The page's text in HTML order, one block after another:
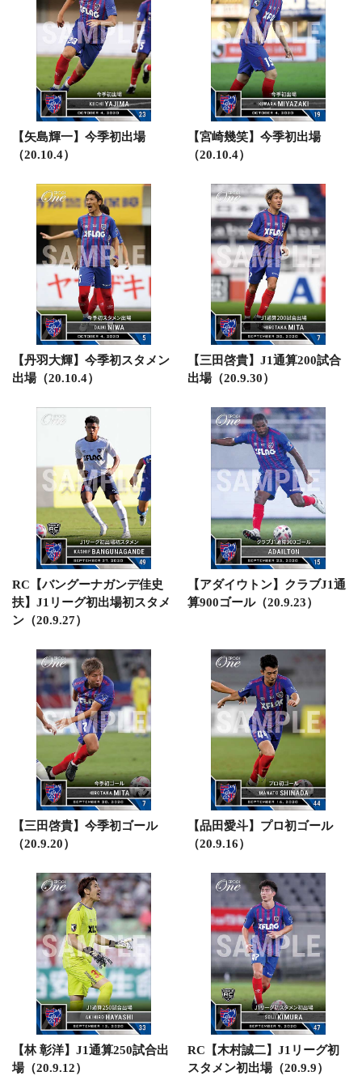
【矢島輝一】今季初出場
（20.10.4）
【宮崎幾笑】今季初出場
（20.10.4）
【丹羽大輝】今季初スタメン
出場（20.10.4）
【三田啓貴】J1通算200試合
出場（20.9.30）
RC【バングーナガンデ佳史
扶】J1リーグ初出場初スタメ
ン（20.9.27）
【アダイウトン】クラブJ1通
算900ゴール（20.9.23）
【三田啓貴】今季初ゴール
（20.9.20）
【品田愛斗】プロ初ゴール
（20.9.16）
【林 彰洋】J1通算250試合出
場（20.9.12）
RC【木村誠二】J1リーグ初
スタメン初出場（20.9.9）